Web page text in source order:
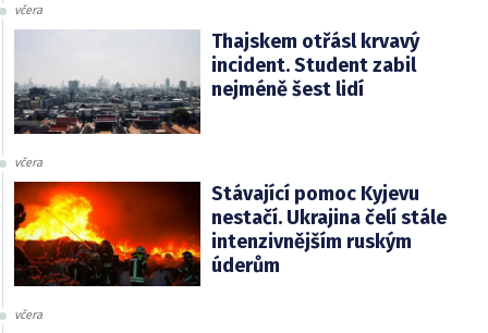
včera
Thajskem otřásl krvavý
incident. Student zabil
nejméně šest lidí
včera
Stávající pomoc Kyjevu
nestačí. Ukrajina čelí stále
intenzivnějším ruským
úderům
včera